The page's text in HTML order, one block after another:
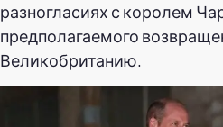
разногласиях с королем
предполагаемого
Великобританию.